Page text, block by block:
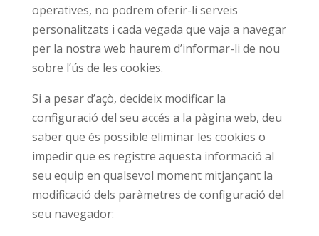
operatives, no podrem oferir-li serveis
personalitzats i cada vegada que vaja a navegar
per la nostra web haurem d’informar-li de nou
sobre l’ús de les cookies.
Si a pesar d’açò, decideix modificar la
configuració del seu accés a la pàgina web, deu
saber que és possible eliminar les cookies o
impedir que es registre aquesta informació al
seu equip en qualsevol moment mitjançant la
modificació dels paràmetres de configuració del
seu navegador: